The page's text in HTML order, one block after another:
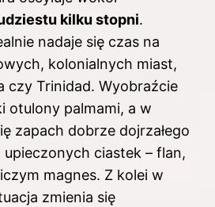
kilku stopni.
nadaje się czas na
kolonialnych miast,
czy Trinidad. Wyobraźcie
otulony palmami, a w
zapach dobrze dojrzałego
ciastek – flan,
magnes. Z kolei w
zmienia się